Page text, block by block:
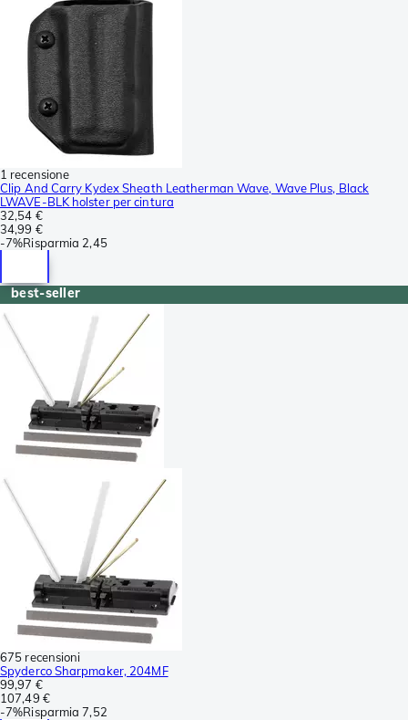
1 recensione
Clip And Carry Kydex Sheath Leatherman Wave, Wave Plus, Black
LWAVE-BLK holster per cintura
32,54 €
34,99 €
-7%Risparmia 2,45
best-seller
675 recensioni
Spyderco Sharpmaker, 204MF
99,97 €
107,49 €
-7%Risparmia 7,52